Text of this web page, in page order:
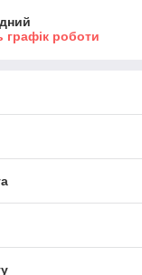
графік роботи